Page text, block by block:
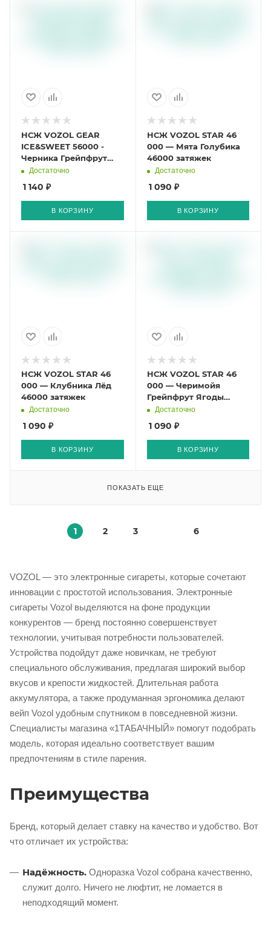
НСЖ VOZOL GEAR
ICE&SWEET 56000 -
Черника Грейпфрут
56000 затяжек
Достаточно
1 140 ₽
В КОРЗИНУ
НСЖ VOZOL STAR 46
000 — Мята Голубика
46000 затяжек
Достаточно
1 090 ₽
В КОРЗИНУ
НСЖ VOZOL STAR 46
000 — Клубника Лёд
46000 затяжек
Достаточно
1 090 ₽
В КОРЗИНУ
НСЖ VOZOL STAR 46
000 — Черимойя
Грейпфрут Ягоды
46000 затяжек
Достаточно
1 090 ₽
В КОРЗИНУ
ПОКАЗАТЬ ЕЩЕ
1 2 3 6
VOZOL — это электронные сигареты, которые сочетают
инновации с простотой использования. Электронные
сигареты Vozol выделяются на фоне продукции
конкурентов — бренд постоянно совершенствует
технологии, учитывая потребности пользователей.
Устройства подойдут даже новичкам, не требуют
специального обслуживания, предлагая широкий выбор
вкусов и крепости жидкостей. Длительная работа
аккумулятора, а также продуманная эргономика делают
вейп Vozol удобным спутником в повседневной жизни.
Специалисты магазина «1ТАБАЧНЫЙ» помогут подобрать
модель, которая идеально соответствует вашим
предпочтениям в стиле парения.
Преимущества
Бренд, который делает ставку на качество и удобство. Вот
что отличает их устройства:
Надёжность. Одноразка Vozol собрана качественно,
служит долго. Ничего не люфтит, не ломается в
неподходящий момент.